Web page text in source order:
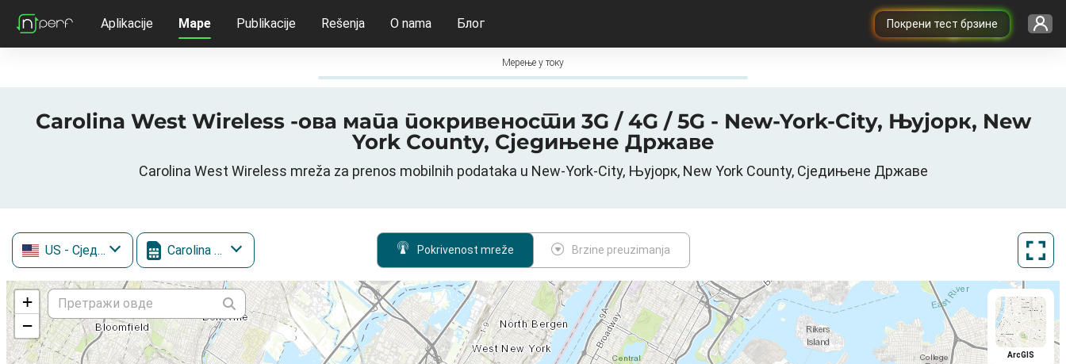
Покрени тест брзине
Aplikacije Mape Publikacije Rešenja O nama Блог
Мерење у току
Carolina West Wireless -ова мапа покривености 3G / 4G / 5G - New-York-City, Њујорк, New
York County, Сједињене Државе
Carolina West Wireless mreža za prenos mobilnih podataka u New-York-City, Њујорк, New York County, Сједињене Државе
US - Сједињене Државе Carolina West Wireless Pokrivenost mreže Brzine preuzimanja
+
−
ArcGIS